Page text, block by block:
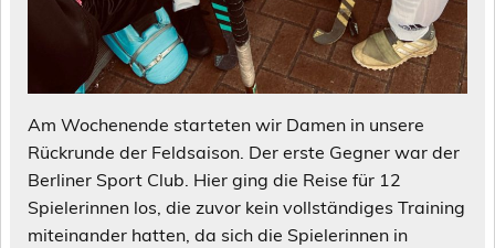
Am Wochenende starteten wir Damen in unsere
Rückrunde der Feldsaison. Der erste Gegner war der
Berliner Sport Club. Hier ging die Reise für 12
Spielerinnen los, die zuvor kein vollständiges Training
miteinander hatten, da sich die Spielerinnen in